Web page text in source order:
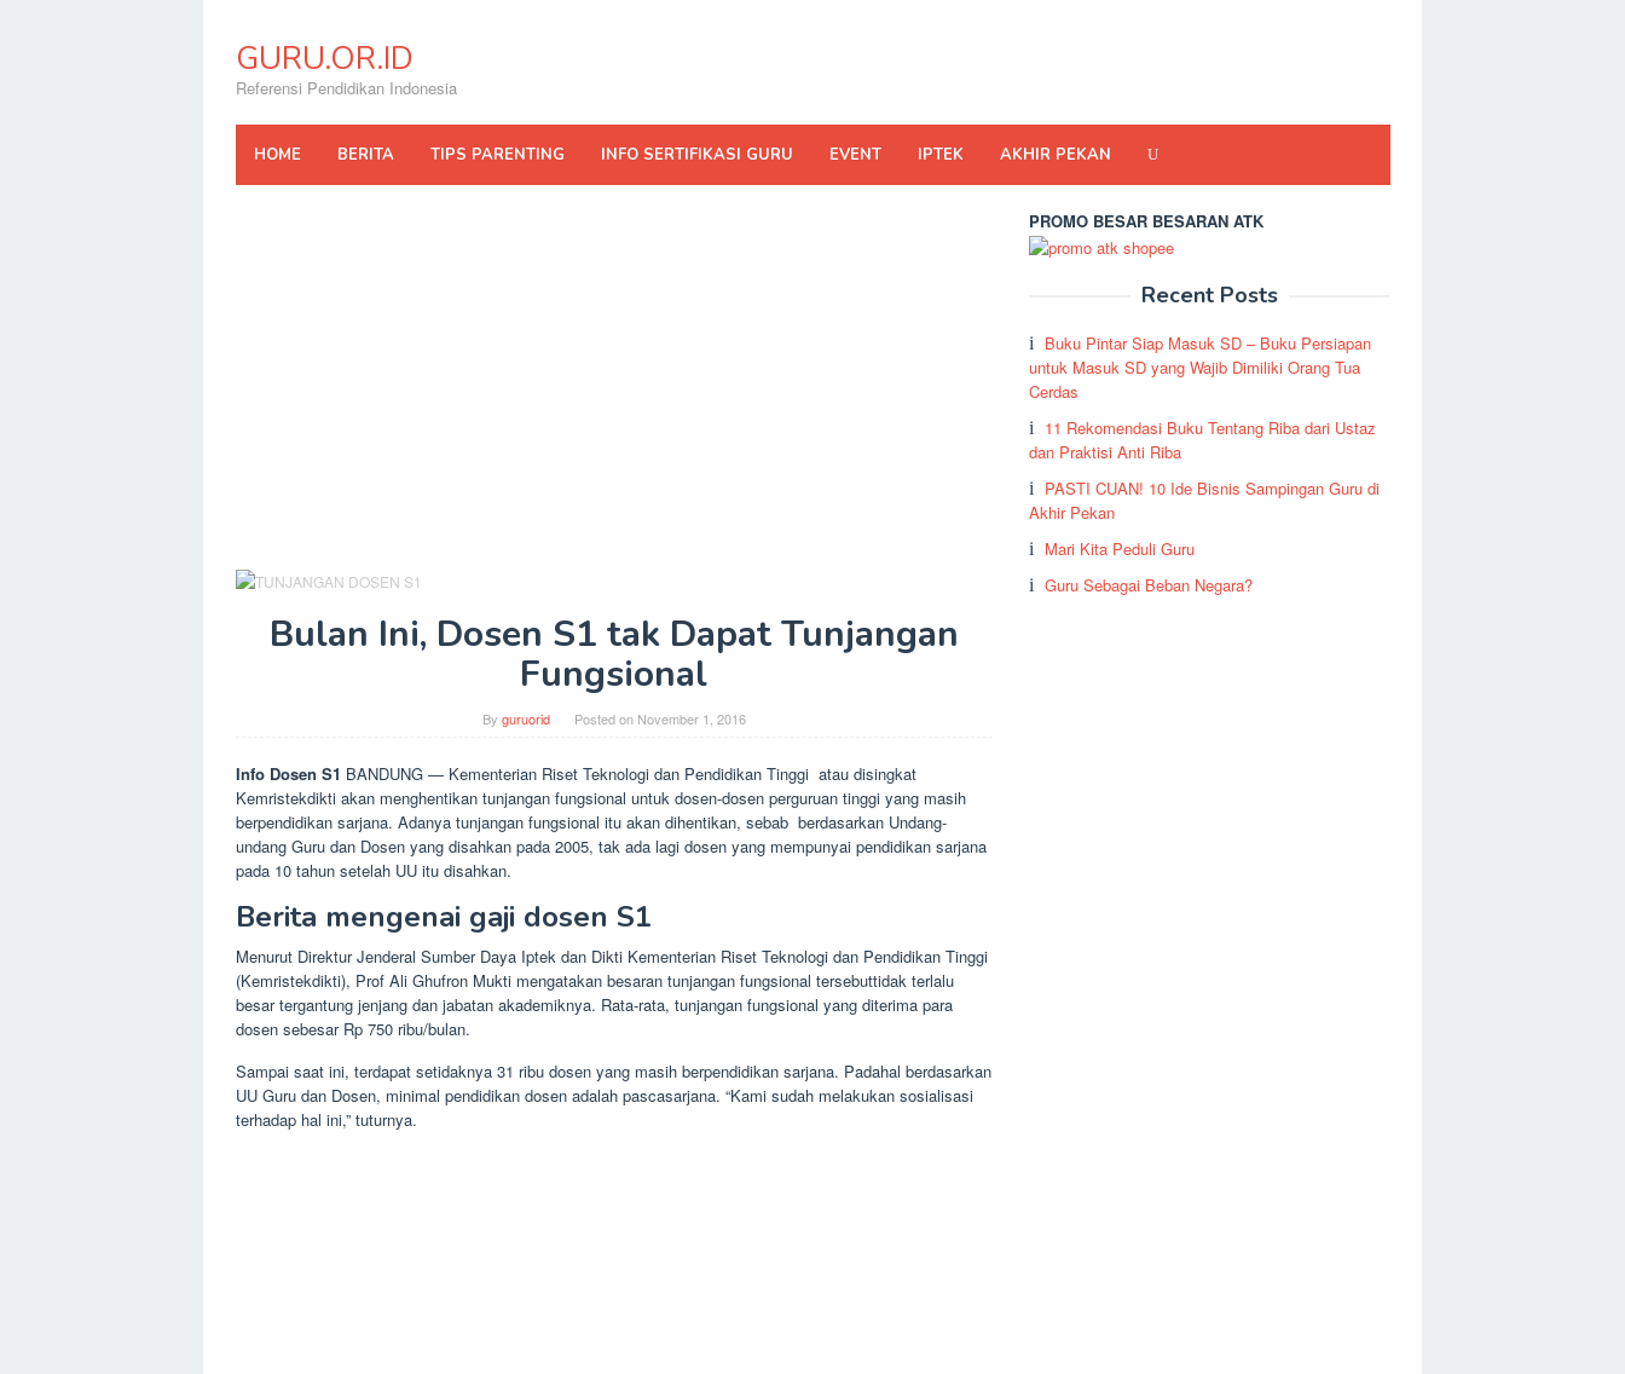
contentGURU.OR.ID
Referensi Pendidikan Indonesia
HOME BERITA TIPS PARENTING INFO SERTIFIKASI GURU EVENT IPTEK AKHIR PEKAN
Bulan Ini, Dosen S1 tak Dapat Tunjangan
Fungsional
By guruorid Posted on November 1, 2016
Info Dosen S1 BANDUNG — Kementerian Riset Teknologi dan Pendidikan Tinggi atau disingkat
Kemristekdikti akan menghentikan tunjangan fungsional untuk dosen-dosen perguruan tinggi yang masih
berpendidikan sarjana. Adanya tunjangan fungsional itu akan dihentikan, sebab berdasarkan Undang-
undang Guru dan Dosen yang disahkan pada 2005, tak ada lagi dosen yang mempunyai pendidikan sarjana
pada 10 tahun setelah UU itu disahkan.
Berita mengenai gaji dosen S1
Menurut Direktur Jenderal Sumber Daya Iptek dan Dikti Kementerian Riset Teknologi dan Pendidikan Tinggi
(Kemristekdikti), Prof Ali Ghufron Mukti mengatakan besaran tunjangan fungsional tersebuttidak terlalu
besar tergantung jenjang dan jabatan akademiknya. Rata-rata, tunjangan fungsional yang diterima para
dosen sebesar Rp 750 ribu/bulan.
Sampai saat ini, terdapat setidaknya 31 ribu dosen yang masih berpendidikan sarjana. Padahal berdasarkan
UU Guru dan Dosen, minimal pendidikan dosen adalah pascasarjana. “Kami sudah melakukan sosialisasi
terhadap hal ini,” tuturnya.
PROMO BESAR BESARAN ATK
Recent Posts
Buku Pintar Siap Masuk SD – Buku Persiapan
untuk Masuk SD yang Wajib Dimiliki Orang Tua
Cerdas
11 Rekomendasi Buku Tentang Riba dari Ustaz
dan Praktisi Anti Riba
PASTI CUAN! 10 Ide Bisnis Sampingan Guru di
Akhir Pekan
Mari Kita Peduli Guru
Guru Sebagai Beban Negara?